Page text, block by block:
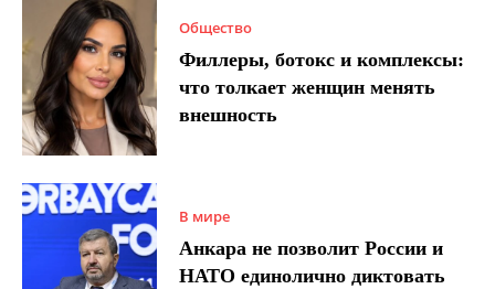
Общество
Филлеры, ботокс и комплексы:
что толкает женщин менять
внешность
В мире
Анкара не позволит России и
НАТО единолично диктовать